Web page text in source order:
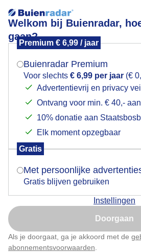
Welkom bij Buienradar,
gaan?
Premium € 6,99 / jaar
Buienradar Premium
Voor slechts € 6,99 per jaar (€
Advertentievrij en privacy
Ontvang voor min. € 40,-
10% donatie aan
Elk moment opzegbaar
Gratis
Met persoonlijke
Gratis blijven gebruiken
Instellingen
Doorgaan
Als je doorgaat, ga je akkoord met de
abonnementsvoorwaarden
Saaie grijze lucht vanmorgen
Saaie grijze lucht
Door: Astrid Wiessner Hoog Gemaakt:
Mogen we je locatie
Indien je hier nog geen
verschijnt er zo een pop-up uit
Is goed, toon de
Nu niet,
Klik hierom dit aan te